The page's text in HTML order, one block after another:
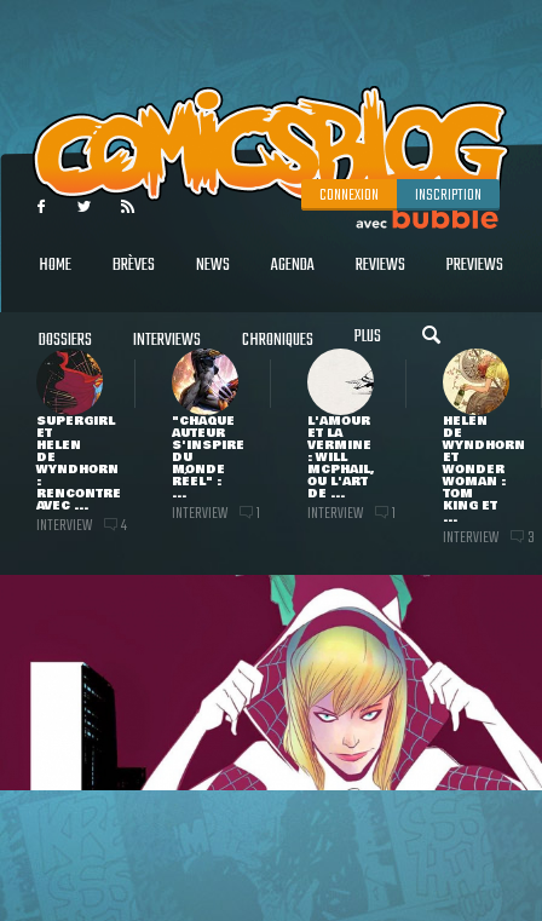
CONNEXION INSCRIPTION
HOME BRÈVES NEWS AGENDA REVIEWS PREVIEWS
DOSSIERS INTERVIEWS CHRONIQUES PLUS
SUPERGIRL
ET
HELEN
DE
WYNDHORN
:
RENCONTRE
AVEC ...
INTERVIEW 4
"CHAQUE
AUTEUR
S'INSPIRE
DU
MONDE
RÉEL" :
...
INTERVIEW 1
L'AMOUR
ET LA
VERMINE
: WILL
MCPHAIL,
OU L'ART
DE ...
INTERVIEW 1
HELEN
DE
WYNDHORN
ET
WONDER
WOMAN :
TOM
KING ET
...
INTERVIEW 3